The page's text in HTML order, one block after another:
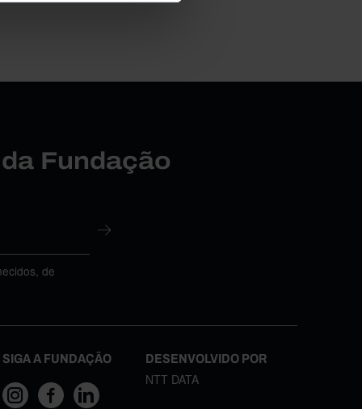
Fundação
de
SIGA A FUNDAÇÃO DESENVOLVIDO POR
NTT DATA